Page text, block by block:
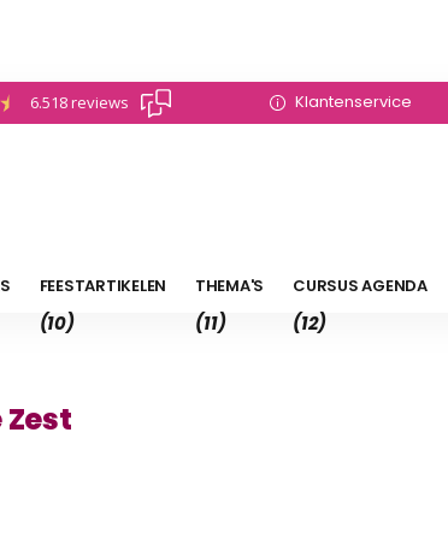
6.518 reviews Klantenservice
FEESTARTIKELEN
(10)
THEMA'S
(11)
CURSUS AGENDA
(12)